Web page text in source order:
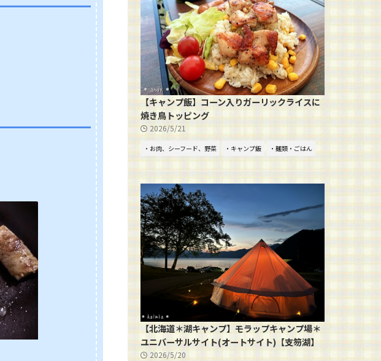
【キャンプ飯】コーン入りガーリックライスに
焼き鳥トッピング
2026/5/21
・お肉、シーフード、野菜 ・キャンプ飯 ・麺類・ごはん
【北海道＊湖キャンプ】モラップキャンプ場＊
ユニバーサルサイト(オートサイト)【支笏湖】
2026/5/20